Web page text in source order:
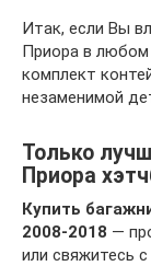
Итак, если Вы
Приора в любом
комплект
незаменимой
Только
Приора
Купить
2008-2018 —
или свяжитесь